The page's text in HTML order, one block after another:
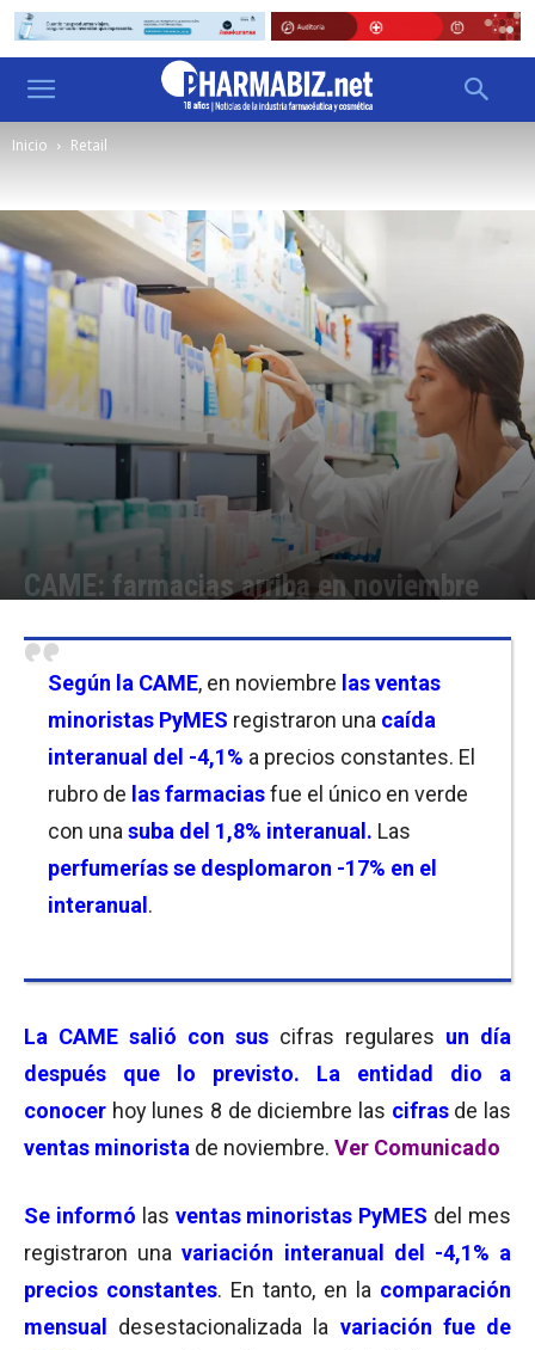
Inicio Retail
CAME: farmacias arriba en noviembre
Según la CAME, en noviembre las ventas
minoristas PyMES registraron una caída
interanual del -4,1% a precios constantes. El
rubro de las farmaciasfue el único en verde
con una suba del 1,8% interanual. Las
perfumerías se desplomaron -17% en el
interanual .
La CAME salió con sus cifras regulares un día
después que lo previsto. La entidad dio a
conocer hoy lunes 8 de diciembre las cifras de las
ventas minorista de noviembre. Ver Comunicado
Se informó las ventas minoristas PyMES del mes
registraron unavariación interanual
del -4,1% a
precios constantes. En tanto, en la comparación
mensual
desestacionalizada la variación fue de